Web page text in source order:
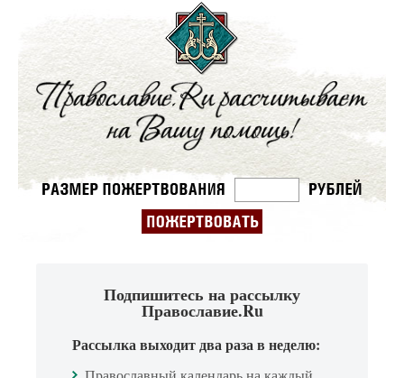
Подпишитесь на рассылку
Православие.Ru
Рассылка выходит два раза в неделю: